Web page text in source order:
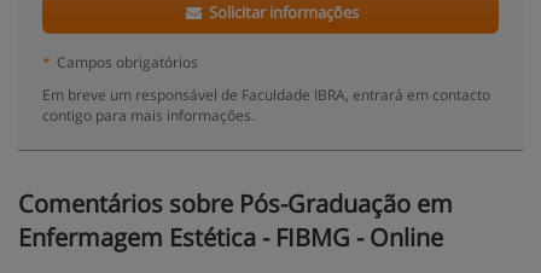
Solicitar informações
* Campos obrigatórios
Em breve um responsável de Faculdade IBRA, entrará em contacto
contigo para mais informações.
Comentários sobre Pós-Graduação em
Enfermagem Estética - FIBMG - Online